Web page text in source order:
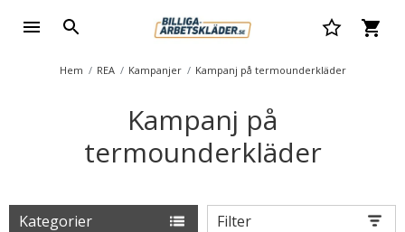
Hem REA Kampanjer Kampanj på termounderkläder
Kampanj på
termounderkläder
Kategorier Filter